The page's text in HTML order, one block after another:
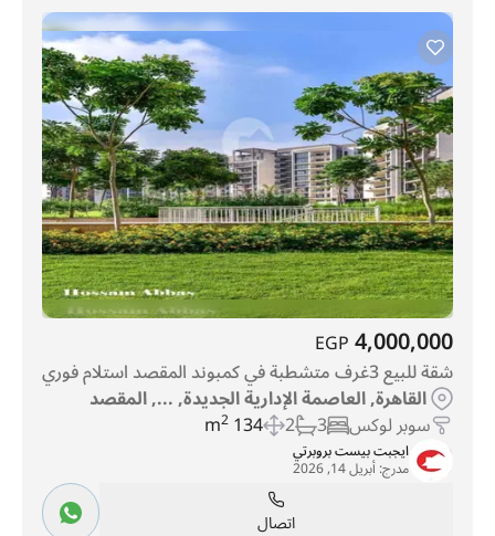
4,000,000
EGP
شقة للبيع 3غرف متشطبة في كمبوند المقصد استلام فوري
القاهرة, العاصمة الإدارية الجديدة, ..., المقصد
سوبر لوكس 3
2
134 m
2
ايجبت بيست بروبرتي
مدرج:أبريل 14, 2026
اتصال